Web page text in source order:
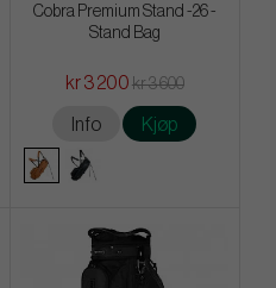
Cobra Premium Stand -26 -
Stand Bag
kr 3 200 kr 3 600
Info Kjøp